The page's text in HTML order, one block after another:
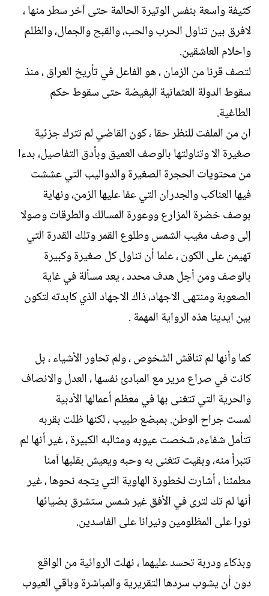
كثيفة واسعة بنفس الوتيرة الحالمة حتى آخر سطر منها ،
لافرق بين تناول الحرب والحب، والقبح والجمال، والظلم
واحلام العاشقين.
لتصف قرنا من الزمان ، هو الفاعل في تأريخ العراق ، منذ
سقوط الدولة العثمانية البغيضة حتى سقوط حكم
الطاغية.
ان من الملفت للنظر حقا ، كون القاضي لم تترك جزئية
صغيرة الا وتناولتها بالوصف العميق وبأدق التفاصيل، بدءا
من محتويات الحجرة الصغيرة والدواليب التي عششت
فيها العناكب والجدران التي عفا عليها الزمن، ونهاية
بوصف خضرة المزارع ووعورة المسالك والطرقات وصولا
إلى وصف مغيب الشمس وطلوع القمر وتلك القدرة التي
تهيمن على الكون ، علما أن تناول كل صغيرة وكبيرة
بالوصف ومن أجل هدف محدد ، يعد مسألة في غاية
الصعوبة ومنتهى الاجهاد، ذاك الاجهاد الذي كابدته لتكون
بين ايدينا هذه الرواية المهمة .
كما وأنها لم تناقش الشخوص ، ولم تحاور الأشياء ، بل
كانت في صراع مرير مع المبادئ نفسها ، العدل والانصاف
والحرية التي تتغنى بها في معظم أعمالها الأدبية
لمست جراح الوطن. بمبضع طبيب ، لكنها ظلت بقربه
تتأمل شفاءه، شخصت عيوبه ومثالبه الكبيرة ، غير أنها لم
تتبرأ منه، وبقيت تتغنى به وحبه ويعيش بقلبها آمنا
مطمئنا ، أشارت لخطورة الهاوية التي يتجه نحوها ، غير
أنها لم تك لترى في الأفق غير شمس ستشرق بضيائها
نورا على المظلومين ونيرانا على الفاسدين.
وبذكاء ودربة تحسد عليهما ، نهلت الروائية من الواقع
دون أن يشوب سردها التقريرية والمباشرة وباقي العيوب